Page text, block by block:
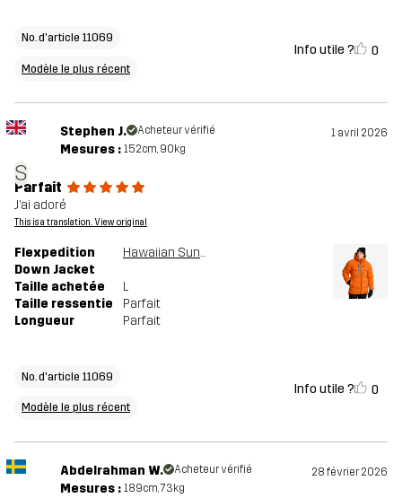
No. d'article 11069
Modèle le plus récent
Info utile ? 0
S
Stephen J. Acheteur vérifié 1 avril 2026
Mesures : 152cm, 90kg
Parfait
J’ai adoré
This is a translation. View original
Flexpedition
Down Jacket
Hawaiian Sunset
Taille achetée
L
Taille ressentie
Parfait
Longueur
Parfait
No. d'article 11069
Modèle le plus récent
Info utile ? 0
Abdelrahman W. Acheteur vérifié 28 février 2026
Mesures : 189cm, 73kg